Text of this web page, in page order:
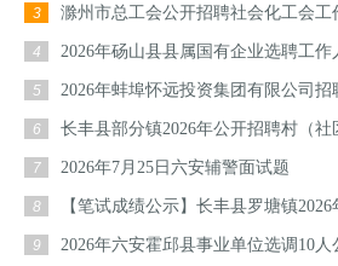
3 滁州市总工会公开招聘社会化工会工
4 2026年砀山县县属国有企业选聘工作
5 2026年蚌埠怀远投资集团有限公司招
6 长丰县部分镇2026年公开招聘村（社
7 2026年7月25日六安辅警面试题
8 【笔试成绩公示】长丰县罗塘镇2026
9 2026年六安霍邱县事业单位选调10人